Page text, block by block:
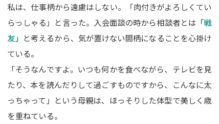
私は、仕事柄から遠慮はしない。「肉付きがよろしくてい
らっしゃる」と言った。入会面談の時から相談者とは 「戦
友」 と考えるから、気が置けない間柄になることを心掛け
ている。
「そうなんですよ。いつも何かを食べながら、テレビを見
たり、本を読んだりして過ごすものですから、こんなに太
っちゃって」という母親は、ほっそりした体型で美しく歳
を重ねている。